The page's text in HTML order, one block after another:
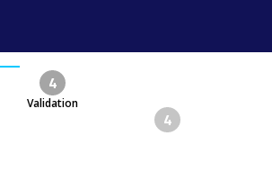
4
Validation
4